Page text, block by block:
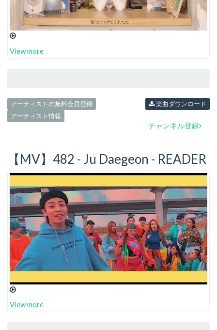
View more
アーティストの無料会員登録
アーティスト情報
楽曲ダウンロード
チャンネル登録
【MV】482 - Ju Daegeon - READER
View more